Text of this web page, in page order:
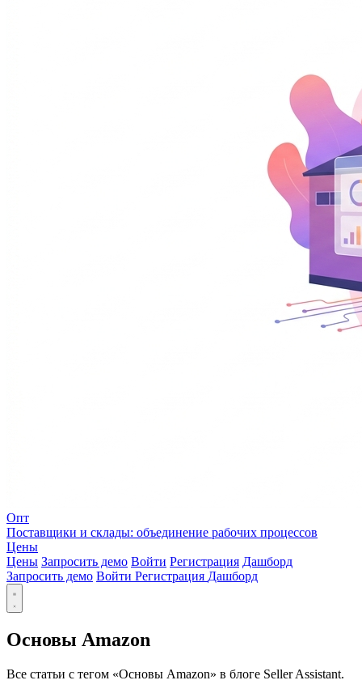
Опт
Поставщики и склады: объединение рабочих процессов
Цены
Цены Запросить демо Войти Регистрация Дашборд
Запросить демо Войти Регистрация Дашборд
Основы Amazon
Все статьи с тегом «Основы Amazon» в блоге Seller Assistant.